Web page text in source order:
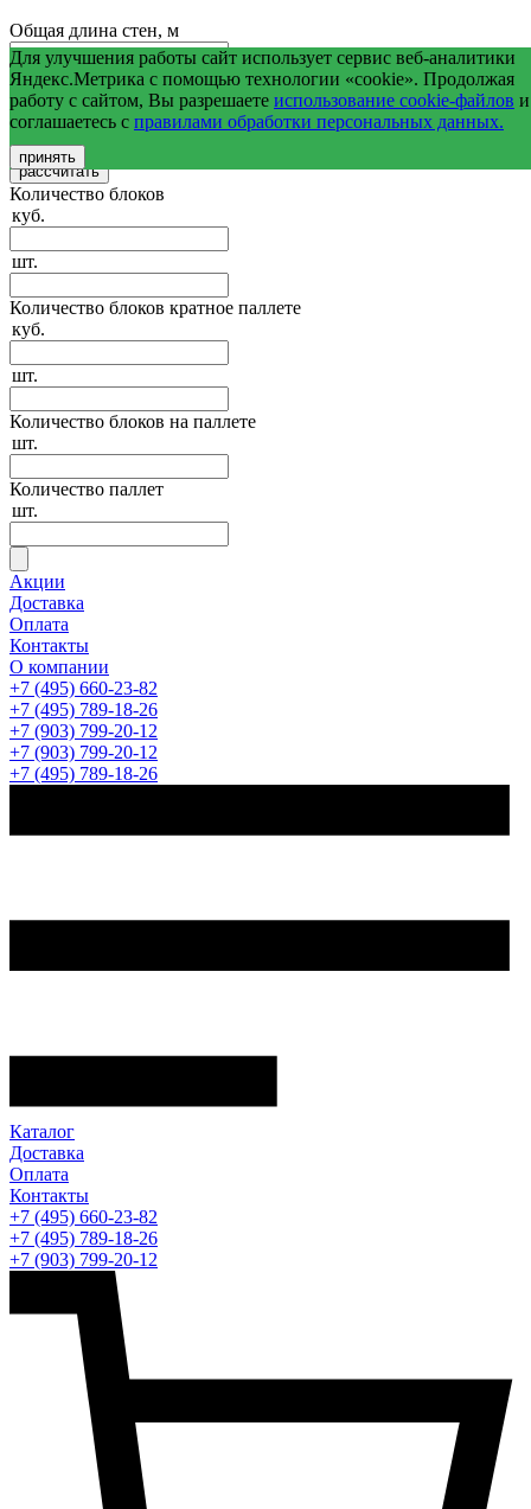
Общая длина стен, м
Средняя высота стен, м
Общая площадь оконных и дверных проемов, м2
Количество блоков
куб.
шт.
Количество блоков кратное паллете
куб.
шт.
Количество блоков на паллете
шт.
Количество паллет
шт.
Акции
Доставка
Оплата
Контакты
О компании
+7 (495) 660-23-82
+7 (495) 789-18-26
+7 (903) 799-20-12
+7 (903) 799-20-12
+7 (495) 789-18-26
Каталог
Доставка
Оплата
Контакты
+7 (495) 660-23-82
+7 (495) 789-18-26
+7 (903) 799-20-12
Для улучшения работы сайт использует сервис веб-аналитики
Яндекс.Метрика с помощью технологии «cookie». Продолжая
работу с сайтом, Вы разрешаете использование cookie-файлов и
соглашаетесь с правилами обработки персональных данных.
принять